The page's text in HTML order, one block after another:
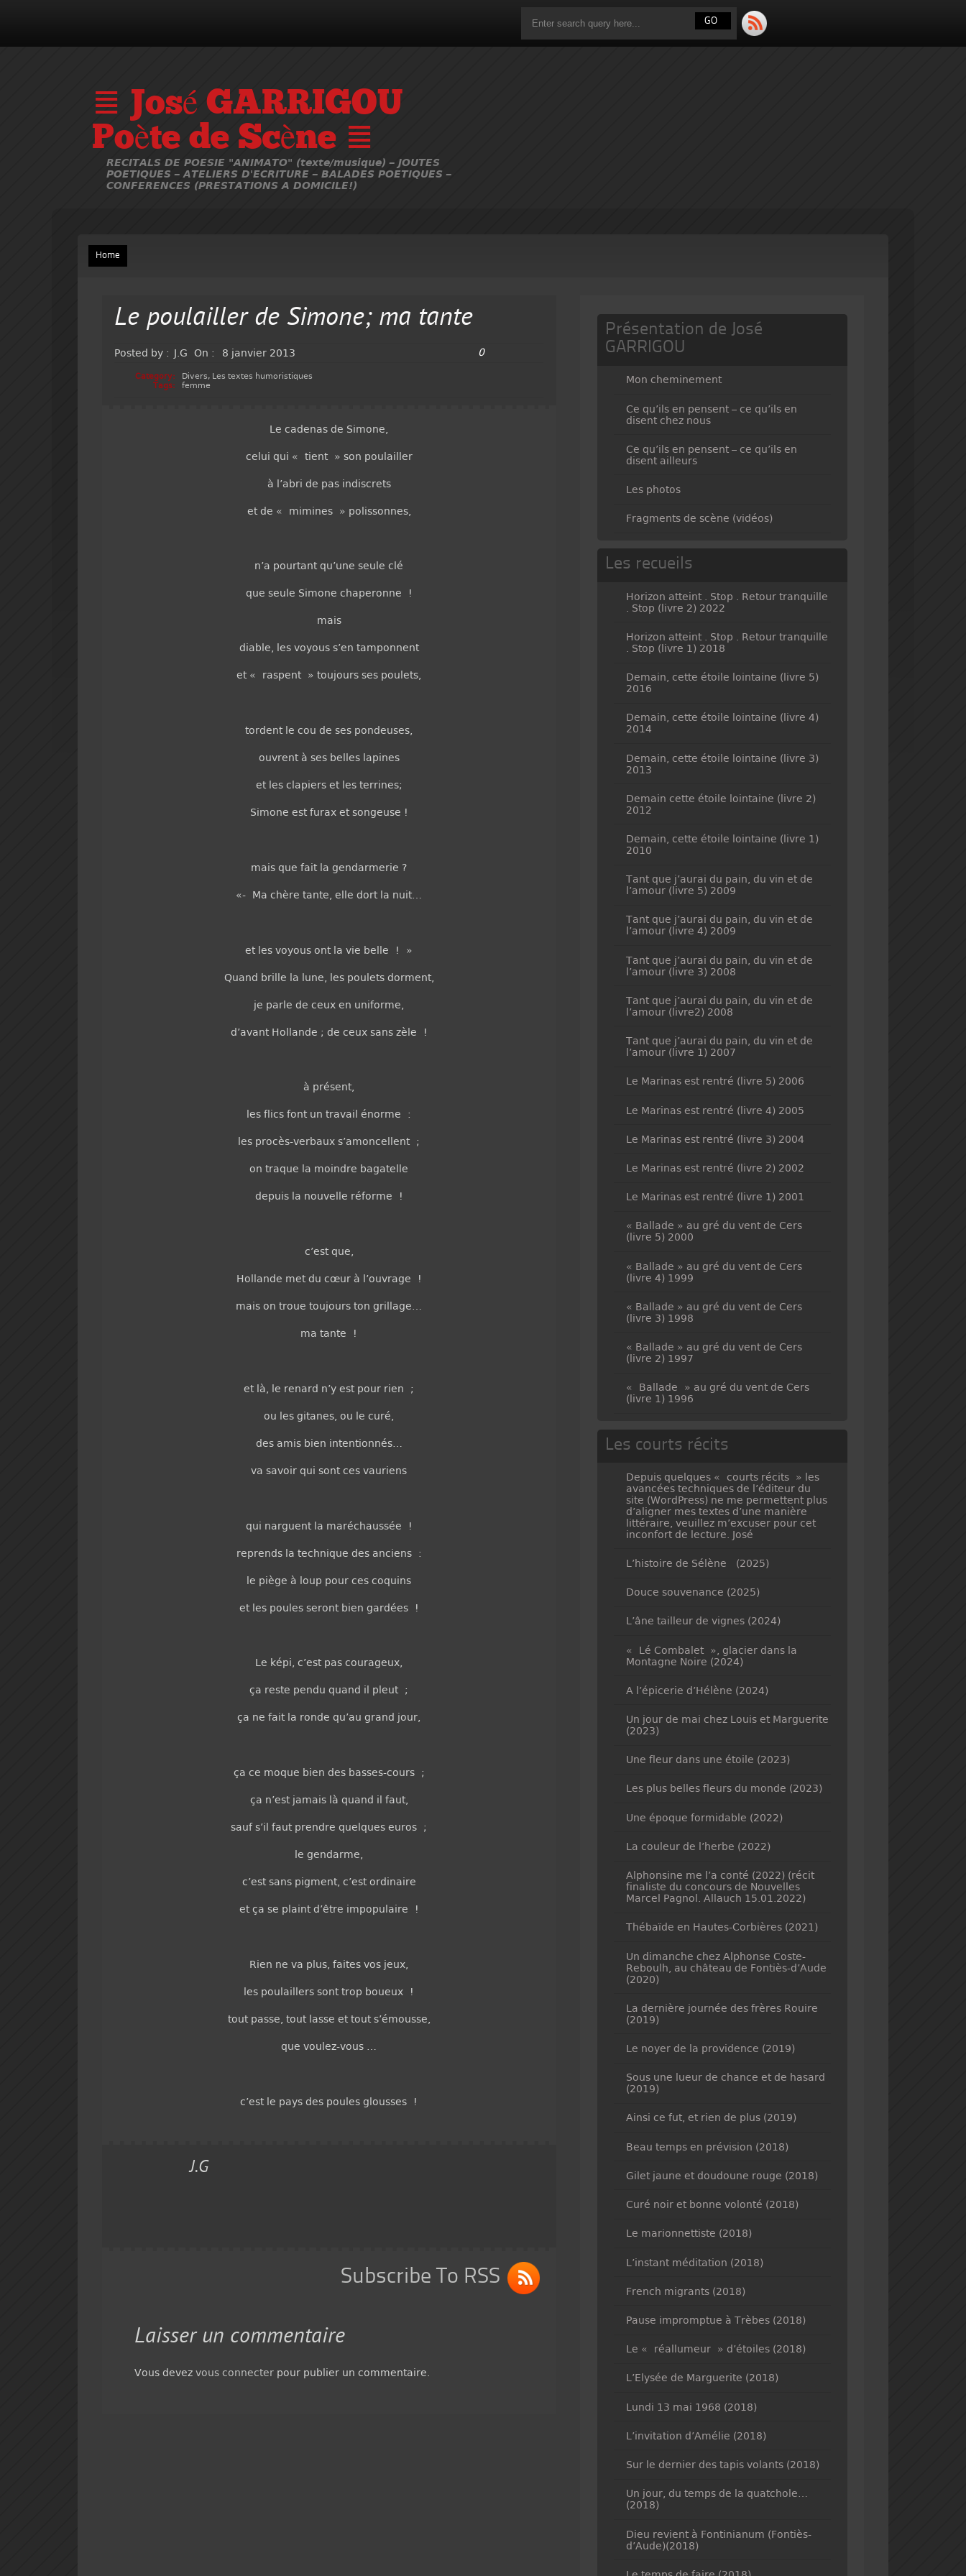
≣ José GARRIGOU
Poète de Scène ≣
RECITALS DE POESIE "ANIMATO" (texte/musique) – JOUTES
POETIQUES – ATELIERS D'ECRITURE – BALADES POETIQUES –
CONFERENCES (PRESTATIONS A DOMICILE!)
Home
Le poulailler de Simone; ma tante
Posted by : J.G On : 8 janvier 2013 0
Category: Divers, Les textes humoristiques
Tags:
femme
Le cadenas de Simone,
celui qui « tient » son poulailler
à l’abri de pas indiscrets
et de « mimines » polissonnes,
n’a pourtant qu’une seule clé
que seule Simone chaperonne !
mais
diable, les voyous s’en tamponnent
et « raspent » toujours ses poulets,
tordent le cou de ses pondeuses,
ouvrent à ses belles lapines
et les clapiers et les terrines;
Simone est furax et songeuse !
mais que fait la gendarmerie ?
«- Ma chère tante, elle dort la nuit…
et les voyous ont la vie belle ! »
Quand brille la lune, les poulets dorment,
je parle de ceux en uniforme,
d’avant Hollande ; de ceux sans zèle !
à présent,
les flics font un travail énorme :
les procès-verbaux s’amoncellent ;
on traque la moindre bagatelle
depuis la nouvelle réforme !
c’est que,
Hollande met du cœur à l’ouvrage !
mais on troue toujours ton grillage…
ma tante !
et là, le renard n’y est pour rien ;
ou les gitanes, ou le curé,
des amis bien intentionnés…
va savoir qui sont ces vauriens
qui narguent la maréchaussée !
reprends la technique des anciens :
le piège à loup pour ces coquins
et les poules seront bien gardées !
Le képi, c’est pas courageux,
ça reste pendu quand il pleut ;
ça ne fait la ronde qu’au grand jour,
ça ce moque bien des basses-cours ;
ça n’est jamais là quand il faut,
sauf s’il faut prendre quelques euros ;
le gendarme,
c’est sans pigment, c’est ordinaire
et ça se plaint d’être impopulaire !
Rien ne va plus, faites vos jeux,
les poulaillers sont trop boueux !
tout passe, tout lasse et tout s’émousse,
que voulez-vous …
c’est le pays des poules glousses !
J.G
Subscribe To RSS
Laisser un commentaire
Vous devezvous connecter pour publier un commentaire.
Présentation de José
GARRIGOU
Mon cheminement
Ce qu’ils en pensent – ce qu’ils en
disent chez nous
Ce qu’ils en pensent – ce qu’ils en
disent ailleurs
Les photos
Fragments de scène (vidéos)
Les recueils
Horizon atteint . Stop . Retour tranquille
. Stop (livre 2) 2022
Horizon atteint . Stop . Retour tranquille
. Stop (livre 1) 2018
Demain, cette étoile lointaine (livre 5)
2016
Demain, cette étoile lointaine (livre 4)
2014
Demain, cette étoile lointaine (livre 3)
2013
Demain cette étoile lointaine (livre 2)
2012
Demain, cette étoile lointaine (livre 1)
2010
Tant que j’aurai du pain, du vin et de
l’amour (livre 5) 2009
Tant que j’aurai du pain, du vin et de
l’amour (livre 4) 2009
Tant que j’aurai du pain, du vin et de
l’amour (livre 3) 2008
Tant que j’aurai du pain, du vin et de
l’amour (livre2) 2008
Tant que j’aurai du pain, du vin et de
l’amour (livre 1) 2007
Le Marinas est rentré (livre 5) 2006
Le Marinas est rentré (livre 4) 2005
Le Marinas est rentré (livre 3) 2004
Le Marinas est rentré (livre 2) 2002
Le Marinas est rentré (livre 1) 2001
« Ballade » au gré du vent de Cers
(livre 5) 2000
« Ballade » au gré du vent de Cers
(livre 4) 1999
« Ballade » au gré du vent de Cers
(livre 3) 1998
« Ballade » au gré du vent de Cers
(livre 2) 1997
« Ballade » au gré du vent de Cers
(livre 1) 1996
Les courts récits
Depuis quelques « courts récits » les
avancées techniques de l’éditeur du
site (WordPress) ne me permettent plus
d’aligner mes textes d’une manière
littéraire, veuillez m’excuser pour cet
inconfort de lecture. José
L’histoire de Sélène (2025)
Douce souvenance (2025)
L’âne tailleur de vignes (2024)
« Lé Combalet », glacier dans la
Montagne Noire (2024)
A l’épicerie d’Hélène (2024)
Un jour de mai chez Louis et Marguerite
(2023)
Une fleur dans une étoile (2023)
Les plus belles fleurs du monde (2023)
Une époque formidable (2022)
La couleur de l’herbe (2022)
Alphonsine me l’a conté (2022) (récit
finaliste du concours de Nouvelles
Marcel Pagnol. Allauch 15.01.2022)
Thébaïde en Hautes-Corbières (2021)
Un dimanche chez Alphonse Coste-
Reboulh, au château de Fontiès-d’Aude
(2020)
La dernière journée des frères Rouire
(2019)
Le noyer de la providence (2019)
Sous une lueur de chance et de hasard
(2019)
Ainsi ce fut, et rien de plus (2019)
Beau temps en prévision (2018)
Gilet jaune et doudoune rouge (2018)
Curé noir et bonne volonté (2018)
Le marionnettiste (2018)
L’instant méditation (2018)
French migrants (2018)
Pause impromptue à Trèbes (2018)
Le « réallumeur » d’étoiles (2018)
L’Elysée de Marguerite (2018)
Lundi 13 mai 1968 (2018)
L’invitation d’Amélie (2018)
Sur le dernier des tapis volants (2018)
Un jour, du temps de la quatchole…
(2018)
Dieu revient à Fontinianum (Fontiès-
d’Aude)(2018)